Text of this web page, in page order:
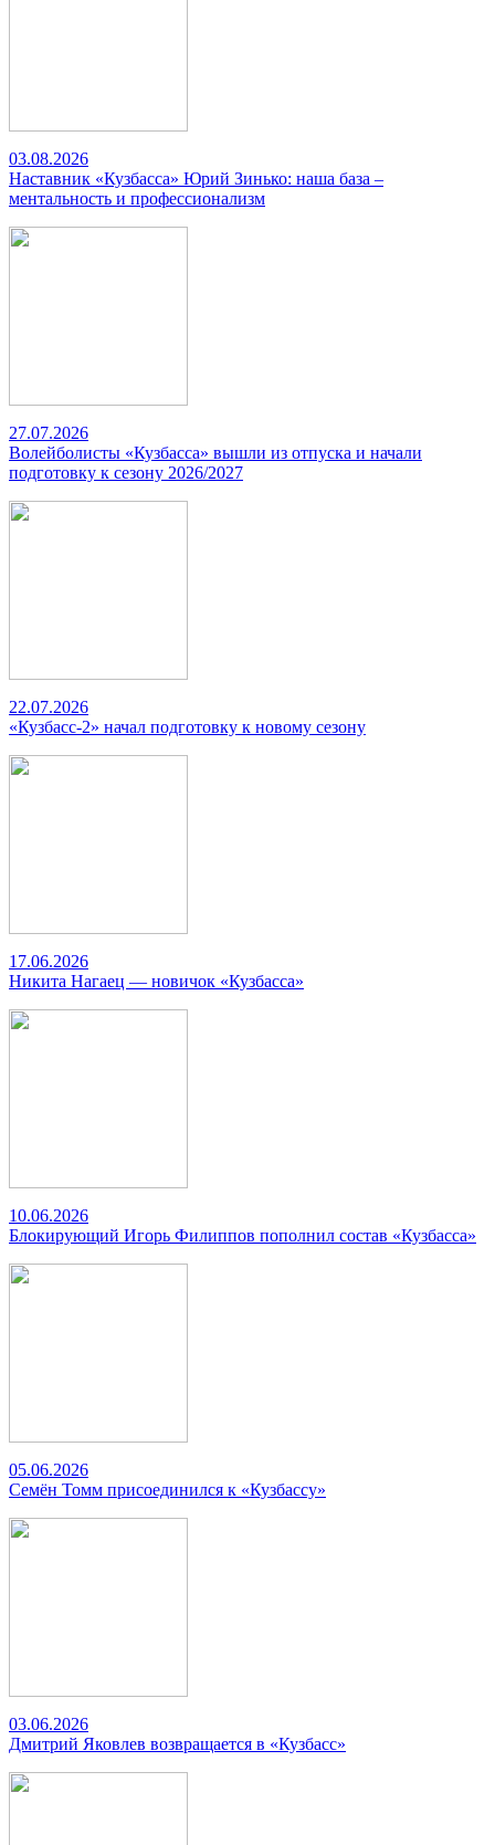
03.08.2026
Наставник «Кузбасса» Юрий Зинько: наша база –
ментальность и профессионализм
27.07.2026
Волейболисты «Кузбасса» вышли из отпуска и начали
подготовку к сезону 2026/2027
22.07.2026
«Кузбасс-2» начал подготовку к новому сезону
17.06.2026
Никита Нагаец — новичок «Кузбасса»
10.06.2026
Блокирующий Игорь Филиппов пополнил состав «Кузбасса»
05.06.2026
Семён Томм присоединился к «Кузбассу»
03.06.2026
Дмитрий Яковлев возвращается в «Кузбасс»